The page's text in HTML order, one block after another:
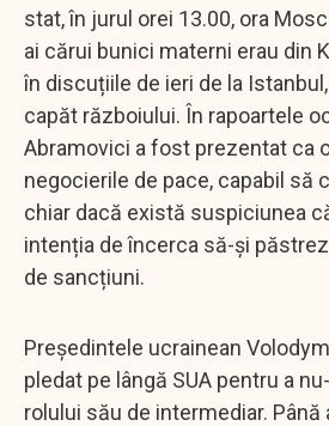
stat, în jurul orei 13.00, ora
ai cărui bunici materni erau din
în discuțiile de ieri de la
capăt războiului. În rapoartele
Abramovici a fost prezentat ca
negocierile de pace, capabil să
chiar dacă există suspiciunea
intenția de încerca să-și
de sancțiuni.
Președintele ucrainean
pledat pe lângă SUA pentru a
rolului său de intermediar. Până